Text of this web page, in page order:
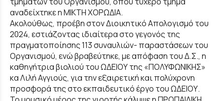
αναδείχτηκε η ΜΙΚΤΗ ΧΟΡΩΔΙΑ.
Ακολούθως, προέβη στον Διοικητικό Απολογισμό του
2024, εστιάζοντας ιδιαίτερα στο γεγονός της
πραγματοποίησης 113 συναυλιών- παραστάσεων του
Οργανισμού, ενώ βραβεύτηκε, με απόφαση του Δ.Σ., η
καθηγήτρια βιολιού του ΩΔΕΙΟΥ της «ΠΟΛΥΦΩΝΙΚΗΣ»
κα Λιλή Αγγιούς, για την εξαιρετική και πολύχρονη
προσφορά της στο εκπαιδευτικό έργο του ΩΔΕΙΟΥ.